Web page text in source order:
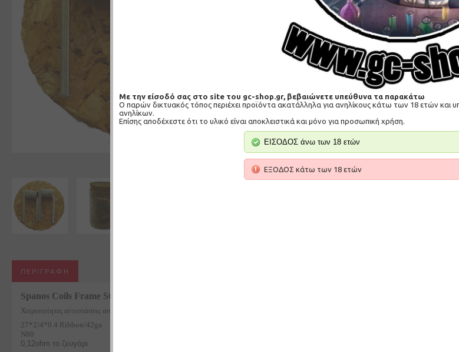
Κωδικός Προϊόντος:8582
Πόντοι Ανταμοιβής:210
Διαθεσιμότητα:
Μη διαθέσιμο
14,00€
Τιμή σε πόντους ανταμοιβής: 4200
- +
Επιθυμητό
ΠΕΡΙΓΡΑΦΉ
Spanos Coils Frame Staple
Χειροποίητες αντιστάσεις από
27*2/4*0.4 Ribbon /42 ga
N80
0,12ohm το ζευγάρι
Με την είσοδό σας στο site του gc-shop.gr, βεβαιώνετε υπεύθυνα τα παρακάτω
Ο παρών δικτυακός τόπος περιέχει προϊόντα ακατάλληλα για ανηλίκους κάτω των 18 ετών και
ανηλίκων.
Επίσης αποδέχεστε ότι το υλικό είναι αποκλειστικά και μόνο για προσωπική χρήση.
ΕΙΣΟΔΟΣ άνω των 18 ετών
ΕΞΟΔΟΣ κάτω των 18 ετών